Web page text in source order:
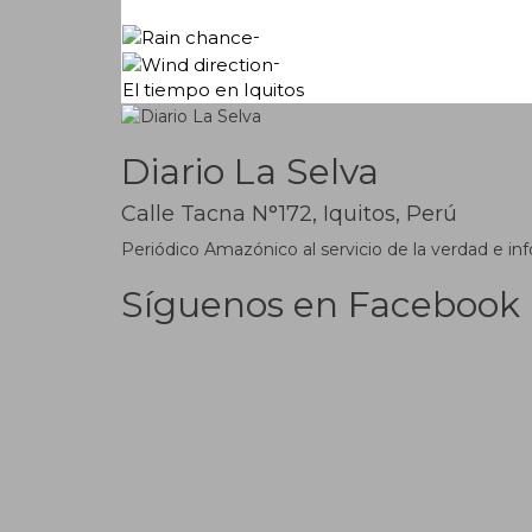
-
-
El tiempo en Iquitos
Diario La Selva
Calle Tacna N°172, Iquitos, Perú
Periódico Amazónico al servicio de la verdad e
Síguenos en Facebook